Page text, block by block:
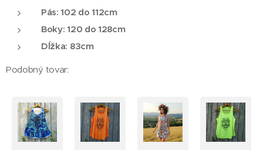
Pás: 102 do 112cm
Boky: 120 do 128cm
Dĺžka: 83cm
Podobný tovar: